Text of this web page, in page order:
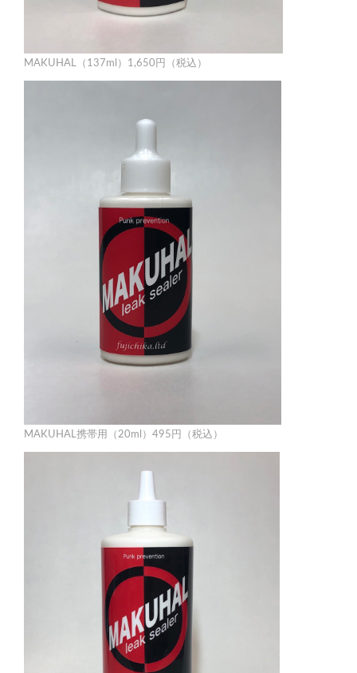
MAKUHAL（137ml）1,650円（税込）
MAKUHAL携帯用（20ml）495円（税込）